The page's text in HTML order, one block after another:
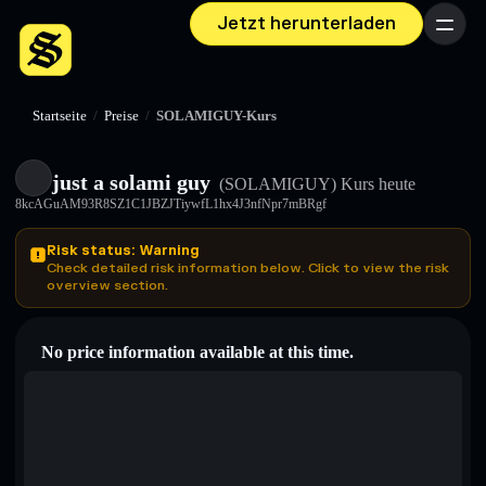
Jetzt herunterladen Menü
Startseite / Preise / SOLAMIGUY-Kurs
just a solami guy (SOLAMIGUY) Kurs heute
8kcAGuAM93R8SZ1C1JBZJTiywfL1hx4J3nfNpr7mBRgf
Risk status: Warning
Check detailed risk information below. Click to view the risk
overview section.
No price information available at this time.